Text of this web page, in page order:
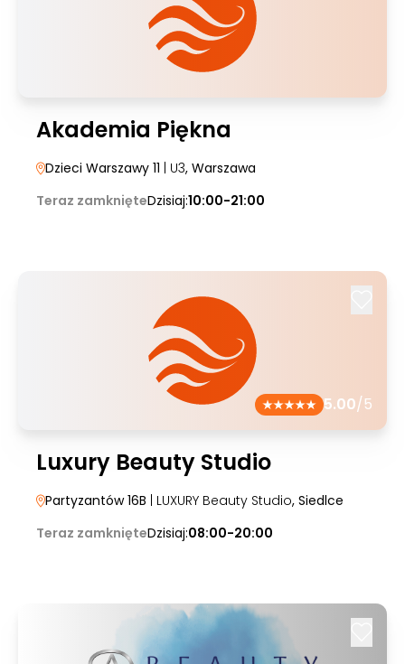
Akademia Piękna
Dzieci Warszawy 11 | U3, Warszawa
Teraz zamknięteDzisiaj:10:00-21:00
5.00/5
Luxury Beauty Studio
Partyzantów 16B | LUXURY Beauty Studio, Siedlce
Teraz zamknięteDzisiaj:08:00-20:00